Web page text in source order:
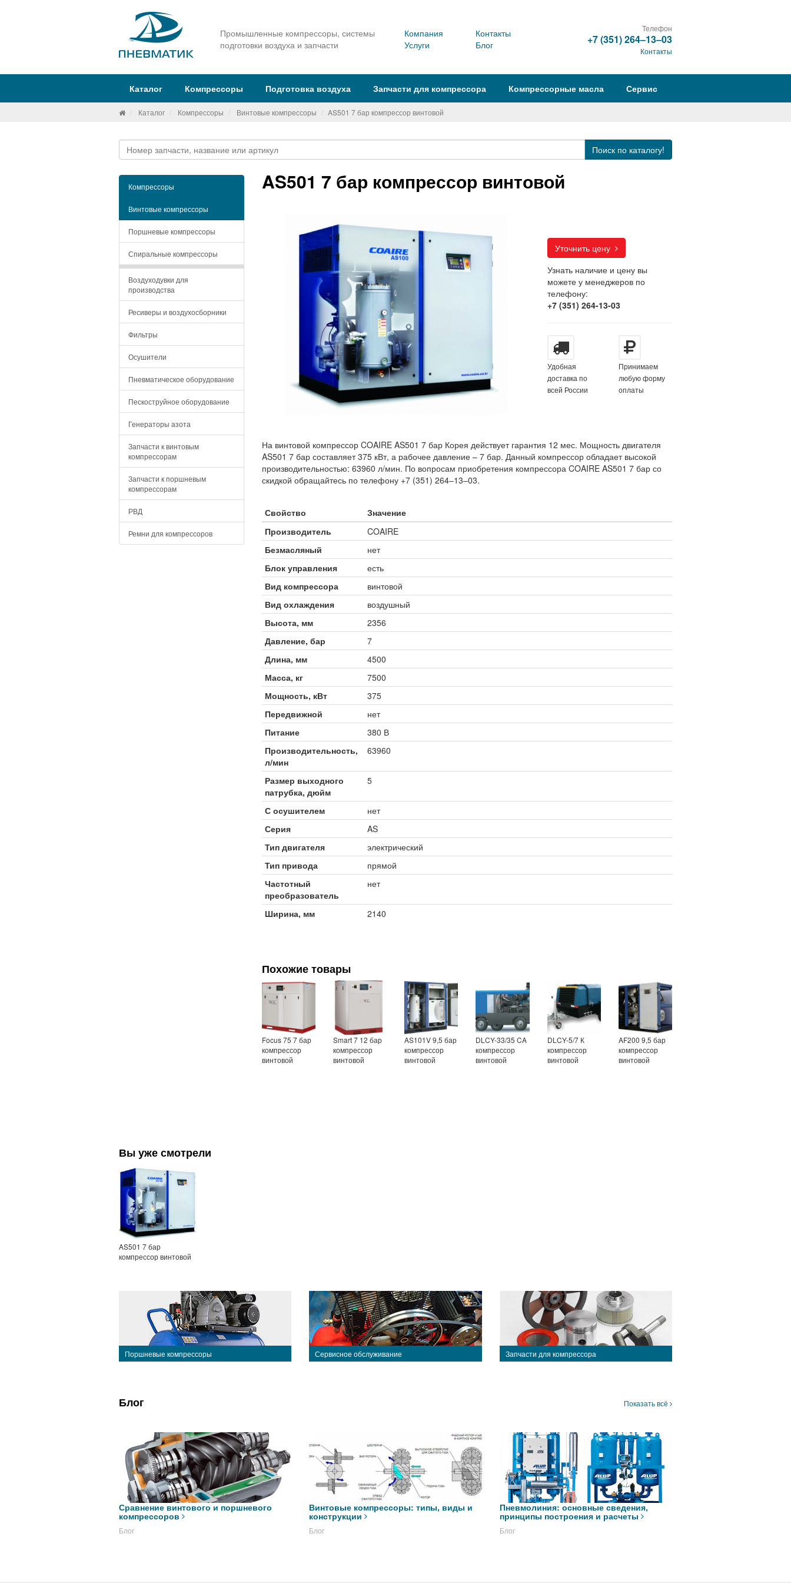
Промышленные компрессоры, системы
подготовки воздуха и запчасти
Компания
Услуги
Контакты
Блог
Телефон
+7 (351) 264‒13‒03
Контакты
Каталог Компрессоры Подготовка воздуха Запчасти для компрессора Компрессорные масла Сервис
Каталог Компрессоры Винтовые компрессоры AS501 7 бар компрессор винтовой
Поиск по каталогу!
Компрессоры
Винтовые компрессоры
Поршневые компрессоры
Спиральные компрессоры
Воздуходувки для
производства
Ресиверы и воздухосборники
Фильтры
Осушители
Пневматическое оборудование
Пескоструйное оборудование
Генераторы азота
Запчасти к винтовым
компрессорам
Запчасти к поршневым
компрессорам
РВД
Ремни для компрессоров
AS501 7 бар компрессор винтовой
Уточнить цену
Узнать наличие и цену вы
можете у менеджеров по
телефону:
+7 (351) 264-13-03
Удобная
доставка по
всей России
Принимаем
любую форму
оплаты
На винтовой компрессор COAIRE AS501 7 бар Корея действует гарантия 12 мес. Мощность двигателя
AS501 7 бар составляет 375 кВт, а рабочее давление – 7 бар. Данный компрессор обладает высокой
производительностью: 63960 л/мин. По вопросам приобретения компрессора COAIRE AS501 7 бар со
скидкой обращайтесь по телефону +7 (351) 264‒13‒03.
Свойство
Значение
Производитель
COAIRE
Безмасляный
нет
Блок управления
есть
Вид компрессора
винтовой
Вид охлаждения
воздушный
Высота, мм
2356
Давление, бар
7
Длина, мм
4500
Масса, кг
7500
Мощность, кВт
375
Передвижной
нет
Питание
380 В
Производительность,
л/мин
63960
Размер выходного
патрубка, дюйм
5
С осушителем
нет
Серия
AS
Тип двигателя
электрический
Тип привода
прямой
Частотный
преобразователь
нет
Ширина, мм 2140
Похожие товары
Focus 75 7 бар
компрессор
винтовой
Smart 7 12 бар
компрессор
винтовой
AS101V 9,5 бар
компрессор
винтовой
DLCY-33/35 CA
компрессор
винтовой
DLCY-5/7 К
компрессор
винтовой
AF200 9,5 бар
компрессор
винтовой
Вы уже смотрели
AS501 7 бар
компрессор винтовой
Поршневые компрессоры Сервисное обслуживание Запчасти для компрессора
Блог Показать всё
Сравнение винтового и поршневого
компрессоров
Блог
Винтовые компрессоры: типы, виды и
конструкции
Блог
Пневмолиния: основные сведения,
принципы построения и расчеты
Блог